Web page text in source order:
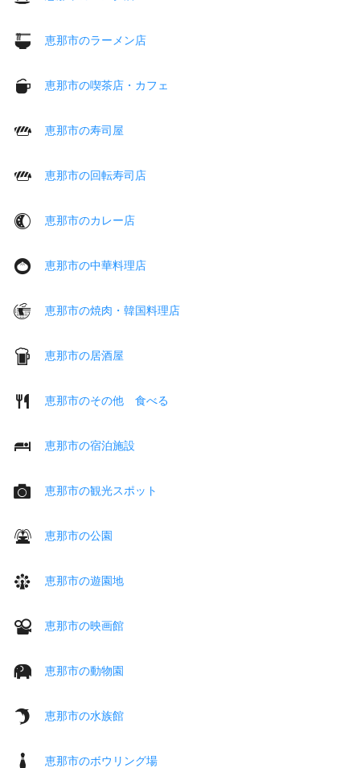
恵那市のラーメン店
恵那市の喫茶店・カフェ
恵那市の寿司屋
恵那市の回転寿司店
恵那市のカレー店
恵那市の中華料理店
恵那市の焼肉・韓国料理店
恵那市の居酒屋
恵那市のその他 食べる
恵那市の宿泊施設
恵那市の観光スポット
恵那市の公園
恵那市の遊園地
恵那市の映画館
恵那市の動物園
恵那市の水族館
恵那市のボウリング場